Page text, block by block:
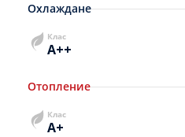
Охлаждане
Клас
A++
Отопление
Клас
A+